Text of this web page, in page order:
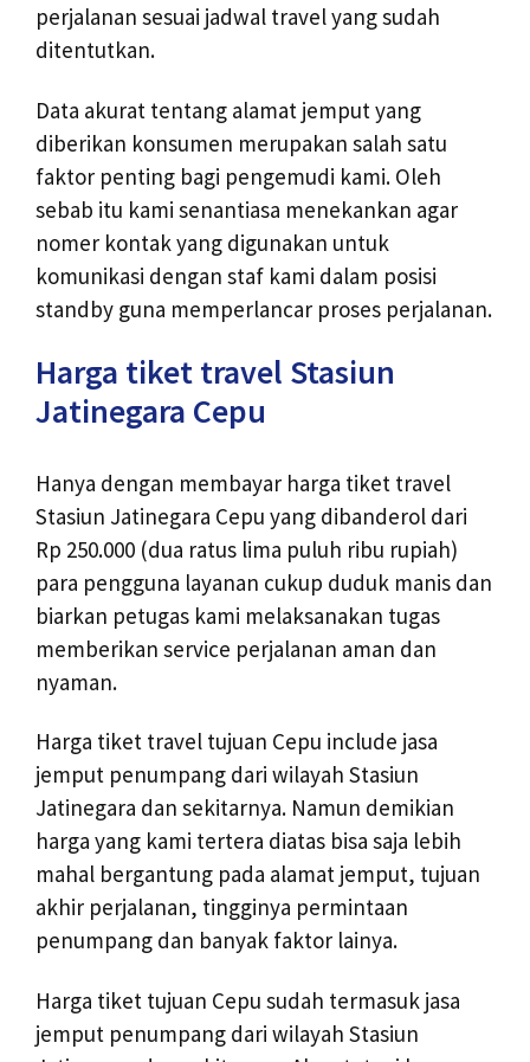
perjalanan sesuai jadwal travel yang sudah
ditentutkan.
Data akurat tentang alamat jemput yang
diberikan konsumen merupakan salah satu
faktor penting bagi pengemudi kami. Oleh
sebab itu kami senantiasa menekankan agar
nomer kontak yang digunakan untuk
komunikasi dengan staf kami dalam posisi
standby guna memperlancar proses perjalanan.
Harga tiket travel Stasiun
Jatinegara Cepu
Hanya dengan membayar harga tiket travel
Stasiun Jatinegara Cepu yang dibanderol dari
Rp 250.000 (dua ratus lima puluh ribu rupiah)
para pengguna layanan cukup duduk manis dan
biarkan petugas kami melaksanakan tugas
memberikan service perjalanan aman dan
nyaman.
Harga tiket travel tujuan Cepu include jasa
jemput penumpang dari wilayah Stasiun
Jatinegara dan sekitarnya. Namun demikian
harga yang kami tertera diatas bisa saja lebih
mahal bergantung pada alamat jemput, tujuan
akhir perjalanan, tingginya permintaan
penumpang dan banyak faktor lainya.
Harga tiket tujuan Cepu sudah termasuk jasa
jemput penumpang dari wilayah Stasiun